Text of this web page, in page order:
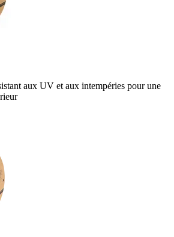
aux UV et aux intempéries pour une